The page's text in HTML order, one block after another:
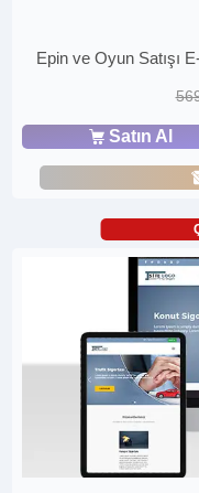
Epin ve Oyun Satışı
Satın Al